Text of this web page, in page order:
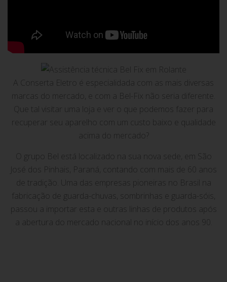
A Conserta Eletro é especialidada com as mais diversas
marcas do mercado, e com a Bel-Fix não seria diferente.
Que tal visitar uma loja e ver o que podemos fazer para
recuperar seu aparelho com um custo baixo e qualidade
acima do mercado?
O grupo Bel está localizado na sua nova sede, em São
José dos Pinhais, Paraná, contando com mais de 60 anos
de tradição. Uma das empresas pioneiras no Brasil na
fabricação de guarda-chuvas, sombrinhas e guarda-sóis,
passou a importar esta e outras linhas de produtos após
a abertura do mercado nacional no início dos anos 90.